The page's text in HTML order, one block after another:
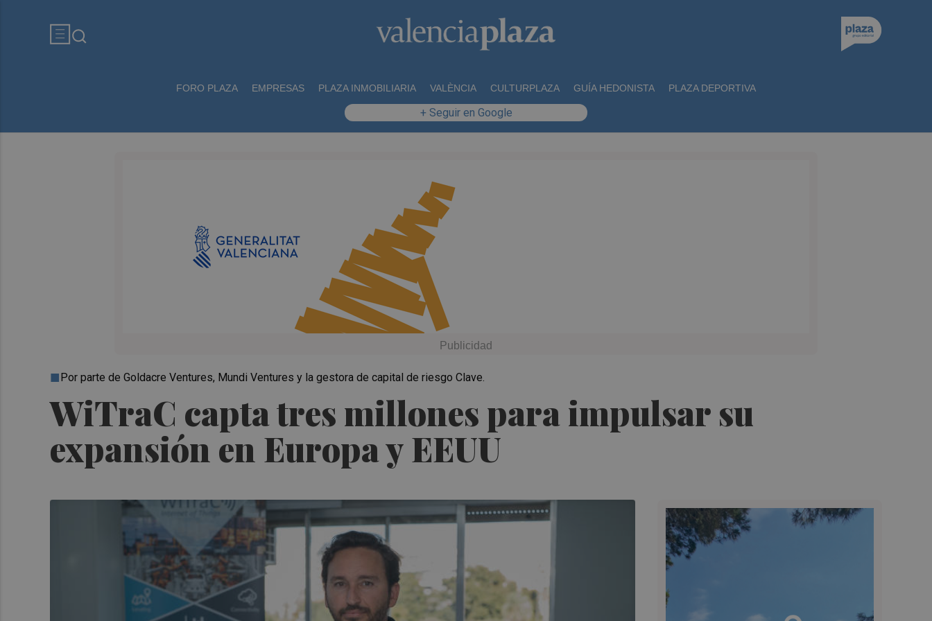
FORO PLAZA EMPRESAS PLAZA INMOBILIARIA VALÈNCIA CULTURPLAZA GUÍA HEDONISTA PLAZA DEPORTIVA
+ Seguir en Google
WiTraC capta tres millones para impulsar su
expansión en Europa y EEUU
Por parte de Goldacre Ventures, Mundi Ventures y la gestora de capital de riesgo Clave.